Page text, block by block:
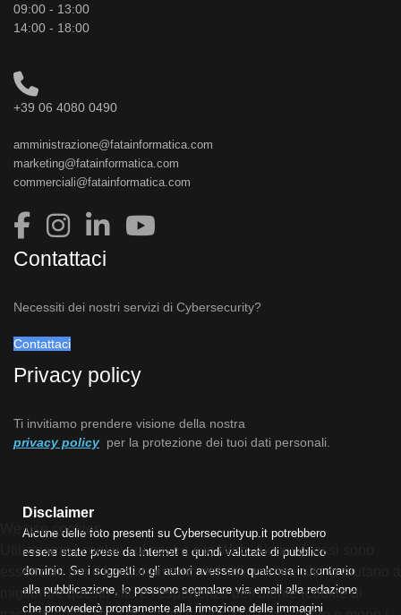
09:00 - 13:00
14:00 - 18:00
+39 06 4080 0490
amministrazione@fatainformatica.com
marketing@fatainformatica.com
commerciali@fatainformatica.com
Contattaci
Necessiti dei nostri servizi di Cybersecurity?
Contattaci
Privacy policy
Ti invitiamo prendere visione della nostra
privacy policy per la protezione dei tuoi dati personali.
Disclaimer
Alcune delle foto presenti su Cybersecurityup.it potrebbero
essere state prese da Internet e quindi valutate di pubblico
dominio. Se i soggetti o gli autori avessero qualcosa in contrario
alla pubblicazione, lo possono segnalare via email alla redazione
che provvederà prontamente alla rimozione delle immagini
We use cookies
Utilizziamo i cookie sul nostro sito Web. Alcuni di essi sono
essenziali per il funzionamento del sito, mentre altri ci aiutano a
migliorare questo sito e l'esperienza dell'utente (cookie di